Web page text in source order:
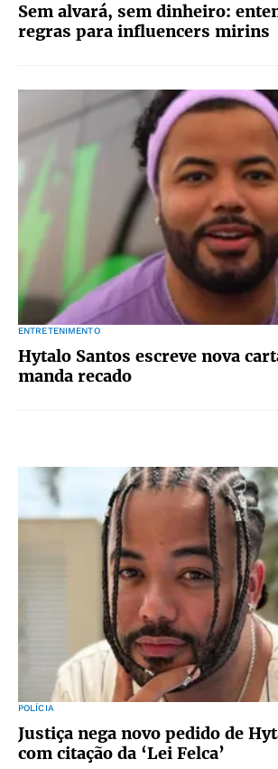
Sem alvará, sem dinheiro:
regras para influencers mirins
ENTRETENIMENTO
Hytalo Santos escreve nova
manda recado
POLÍCIA
Justiça nega novo pedido de
com citação da ‘Lei Felca’